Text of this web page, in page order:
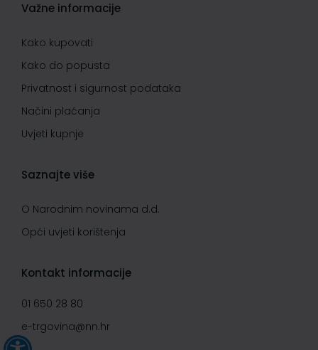
Važne informacije
Kako kupovati
Kako do popusta
Privatnost i sigurnost podataka
Načini plaćanja
Uvjeti kupnje
Saznajte više
O Narodnim novinama d.d.
Opći uvjeti korištenja
Kontakt informacije
01 650 28 80
e-trgovina@nn.hr